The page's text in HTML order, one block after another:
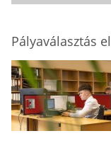
Pályaválasztás